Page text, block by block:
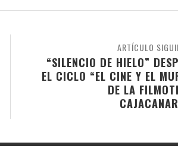
ARTÍCULO
“SILENCIO DE HIELO”
EL CICLO “EL CINE Y EL
DE LA